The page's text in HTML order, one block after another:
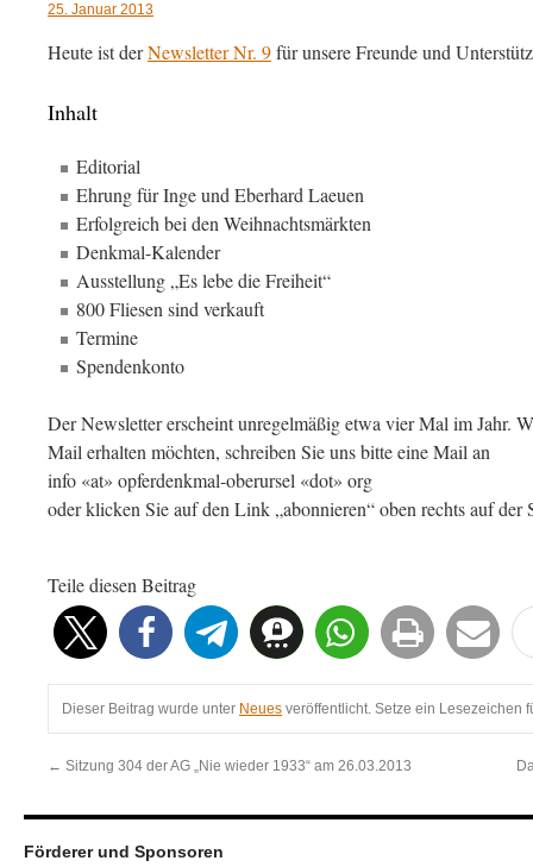
25. Januar 2013
Heute ist derNewsletter Nr. 9für unsere Freunde und
Inhalt
Editorial
Ehrung für Inge und Eberhard Laeuen
Erfolgreich bei den Weihnachtsmärkten
Denkmal-Kalender
Ausstellung „Es lebe die Freiheit“
800 Fliesen sind verkauft
Termine
Spendenkonto
Der Newsletter erscheint unregelmäßig etwa vier Mal im Jahr.
Mail erhalten möchten, schreiben Sie uns bitte eine Mail an
info «at» opferdenkmal-oberursel «dot» org
oder klicken Sie auf den Link „abonnieren“ oben rechts auf der
Teile diesen Beitrag
Dieser Beitrag wurde unter Neues veröffentlicht. Setze ein Lesezeichen
← Sitzung 304 der AG „Nie wieder 1933“ am 26.03.2013
Förderer und Sponsoren